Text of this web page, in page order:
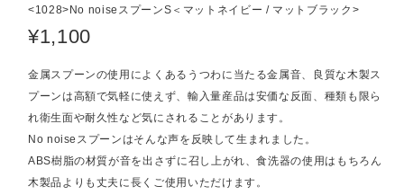
<1028>No noiseスプーンS＜マットネイビー / マットブラック>
¥1,100
金属スプーンの使用によくあるうつわに当たる金属音、良質な木製ス
プーンは高額で気軽に使えず、輸入量産品は安価な反面、種類も限ら
れ衛生面や耐久性など気にされることがあります。
No noiseスプーンはそんな声を反映して生まれました。
ABS樹脂の材質が音を出さずに召し上がれ、食洗器の使用はもちろん
木製品よりも丈夫に長くご使用いただけます。